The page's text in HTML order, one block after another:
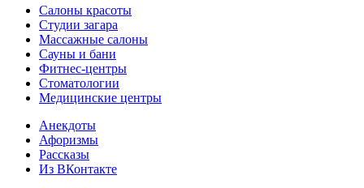
Салоны красоты
Студии загара
Массажные салоны
Сауны и бани
Фитнес-центры
Стоматологии
Медицинские центры
Анекдоты
Афоризмы
Рассказы
Из ВКонтакте